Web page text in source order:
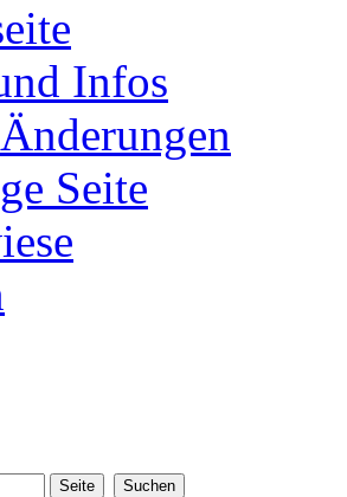
Infos
Seite